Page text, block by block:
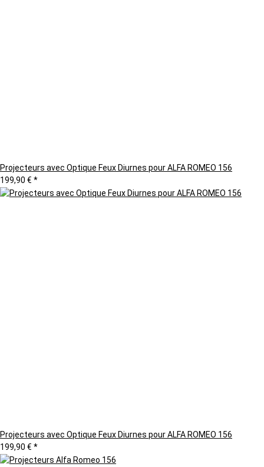
Projecteurs avec Optique Feux Diurnes pour ALFA ROMEO 156
199,90 € *
Projecteurs avec Optique Feux Diurnes pour ALFA ROMEO 156
199,90 € *